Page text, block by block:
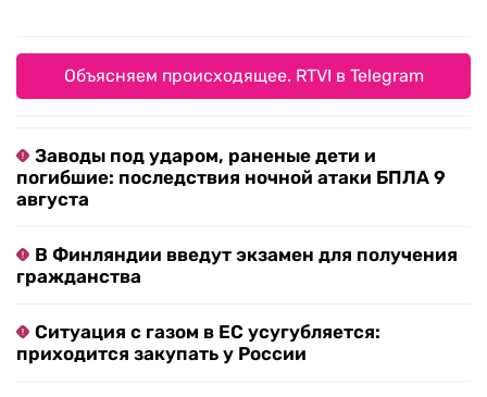
Объясняем происходящее. RTVI в Telegram
Заводы под ударом, раненые дети и
погибшие: последствия ночной атаки БПЛА 9
августа
В Финляндии введут экзамен для получения
гражданства
Ситуация с газом в ЕС усугубляется:
приходится закупать у России